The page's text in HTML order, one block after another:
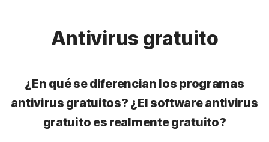
sistema de un equipo.
El sistema Norton de prevención de intrusiones (Norton
IPS) ayuda a bloquear el tráfico malicioso causado por
las extensiones de navegador.
Antivirus gratuito
¿En qué se diferencian los programas
antivirus gratuitos? ¿El software antivirus
gratuito es realmente gratuito?